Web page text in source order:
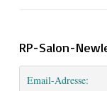
RP-Salon-